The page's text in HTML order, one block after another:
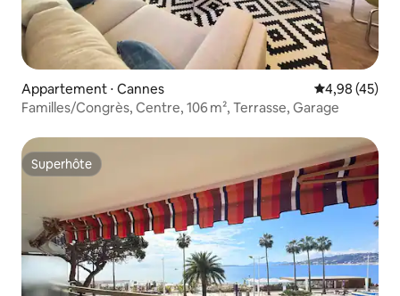
Appartement ⋅ Cannes Évaluation
4,98 (45)
Familles/Congrès, Centre, 106 m², Terrasse, Garage
Superhôte
Superhôte